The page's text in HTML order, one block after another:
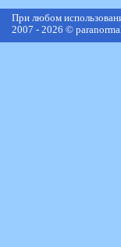
При любом
2007 - 2026 ©